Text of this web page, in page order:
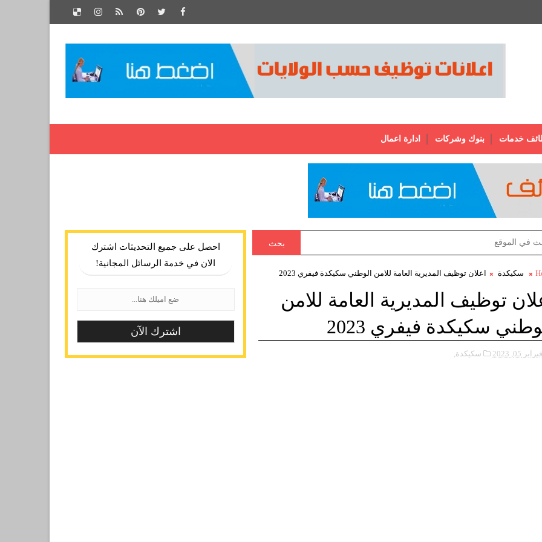
خدمات بنوك وشركات ادارة اعمال
بحث
سكيكدة اعلان توظيف المديرية العامة للامن الوطني سكيكدة فيفري 2023
توظيف المديرية العامة للامن
سكيكدة فيفري 2023
فبراير 05, 2023 سكيكدة,
احصل على جميع التحديثات اشترك
الان في خدمة الرسائل المجانية!